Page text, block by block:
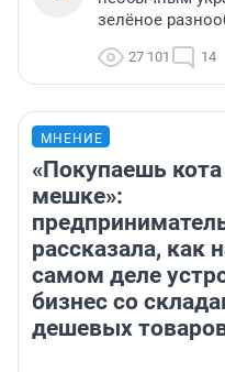
зелёное
27 101 14
МНЕНИЕ
«Покупаешь
мешке»:
рассказала, как
самом деле
бизнес со
дешевых